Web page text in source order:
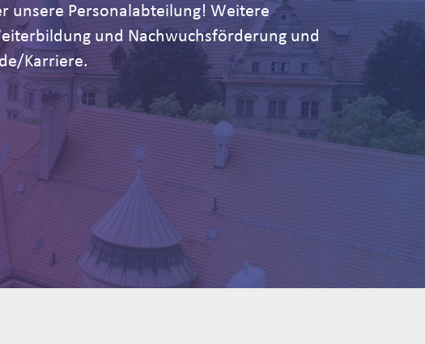
unsere Personalabteilung! Weitere
und Nachwuchsförderung und
Karriere.